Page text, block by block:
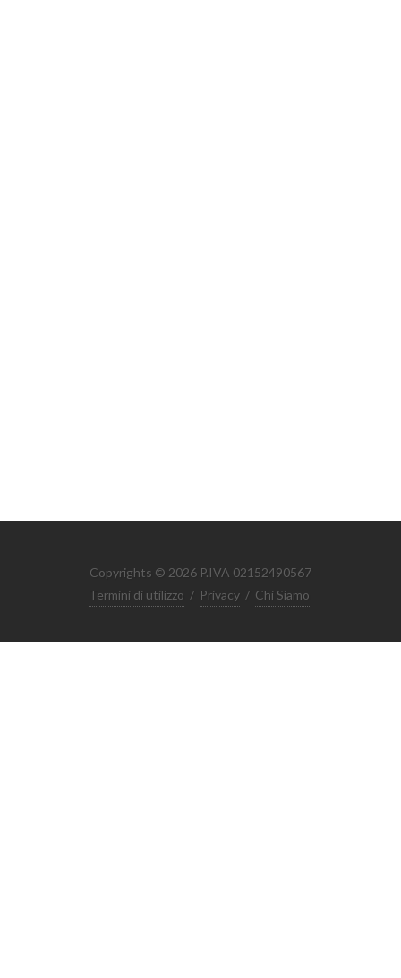
Copyrights © 2026 P.IVA 02152490567
Termini di utilizzo / Privacy / Chi Siamo